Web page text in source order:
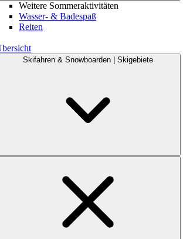
Weitere Sommeraktivitäten
Wasser- & Badespaß
Reiten
Skifahren & Snowboarden | Skigebiete